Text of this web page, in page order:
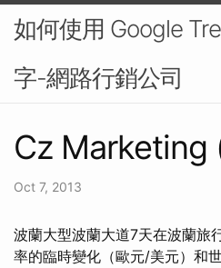
如何使用 Google
字-網路行銷公司
Cz Marketing
Oct 7, 2013
波蘭大型波蘭大道7天在波蘭旅
率的臨時變化（歐元/美元）和